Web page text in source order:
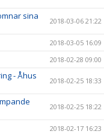
sina
2018-03-06 21:22
2018-03-05 16:09
2018-02-28 09:00
- Åhus
2018-02-25 18:33
2018-02-25 18:22
2018-02-17 16:23